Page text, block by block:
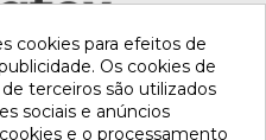
cookies para efeitos de
Os cookies de
terceiros são utilizados
sociais e anúncios
e o processamento